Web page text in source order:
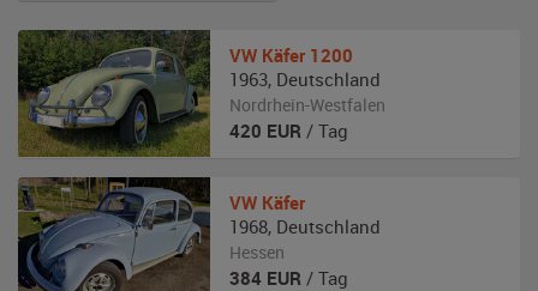
VW Käfer 1200
1963, Deutschland
Nordrhein-Westfalen
420 EUR / Tag
VW Käfer
1968, Deutschland
Hessen
384 EUR / Tag